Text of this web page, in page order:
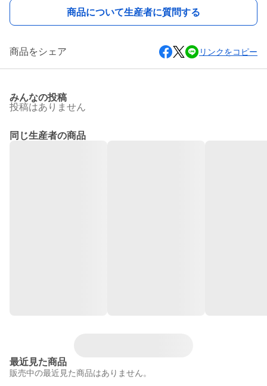
商品について生産者に質問する
商品をシェア リンクをコピー
みんなの投稿
投稿はありません
同じ生産者の商品
最近見た商品
販売中の最近見た商品はありません。